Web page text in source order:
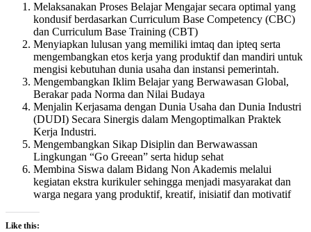
Melaksanakan Proses Belajar Mengajar secara optimal yang
kondusif berdasarkan Curriculum Base Competency (CBC)
dan Curriculum Base Training (CBT)
Menyiapkan lulusan yang memiliki imtaq dan ipteq serta
mengembangkan etos kerja yang produktif dan mandiri untuk
mengisi kebutuhan dunia usaha dan instansi pemerintah.
Mengembangkan Iklim Belajar yang Berwawasan Global,
Berakar pada Norma dan Nilai Budaya
Menjalin Kerjasama dengan Dunia Usaha dan Dunia Industri
(DUDI) Secara Sinergis dalam Mengoptimalkan Praktek
Kerja Industri.
Mengembangkan Sikap Disiplin dan Berwawassan
Lingkungan “Go Greean” serta hidup sehat
Membina Siswa dalam Bidang Non Akademis melalui
kegiatan ekstra kurikuler sehingga menjadi masyarakat dan
warga negara yang produktif, kreatif, inisiatif dan motivatif
Like this: